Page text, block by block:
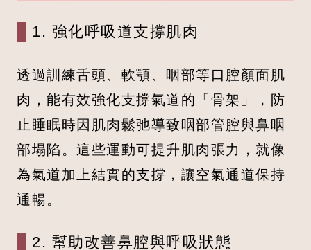
1. 強化呼吸道支撐肌肉
透過訓練舌頭、軟顎、咽部等口腔顏面肌
肉，能有效強化支撐氣道的「骨架」，防
止睡眠時因肌肉鬆弛導致咽部管腔與鼻咽
部塌陷。這些運動可提升肌肉張力，就像
為氣道加上結實的支撐，讓空氣通道保持
通暢。
2. 幫助改善鼻腔與呼吸狀態